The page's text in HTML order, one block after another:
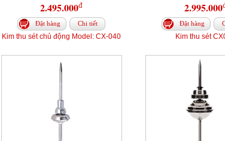
2.495.000đ
Đặt hàng Chi tiết
Kim thu sét chủ động Model: CX-040
2.995.000
Đặt hàng
Kim thu sét